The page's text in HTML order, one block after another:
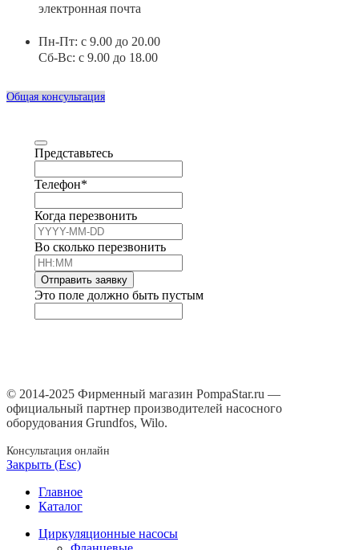
электронная почта
Пн-Пт: с 9.00 до 20.00
Сб-Вс: с 9.00 до 18.00
Общая консультация
Представьтесь
Телефон*
Когда перезвонить
Во сколько перезвонить
Отправить заявку
Это поле должно быть пустым
© 2014-2025 Фирменный магазин PompaStar.ru —
официальный партнер производителей насосного
оборудования Grundfos, Wilo.
Консультация онлайн
Закрыть (Esc)
Главное
Каталог
Циркуляционные насосы